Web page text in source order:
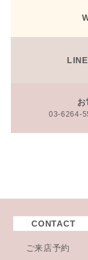
お
03-6264-
CONTACT
ご来店予約